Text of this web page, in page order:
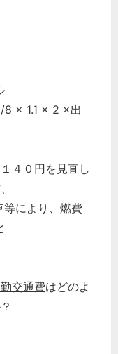
8 × 1.1 × 2 ×出
４０円を見直し
により、燃費
交通費はどのよ